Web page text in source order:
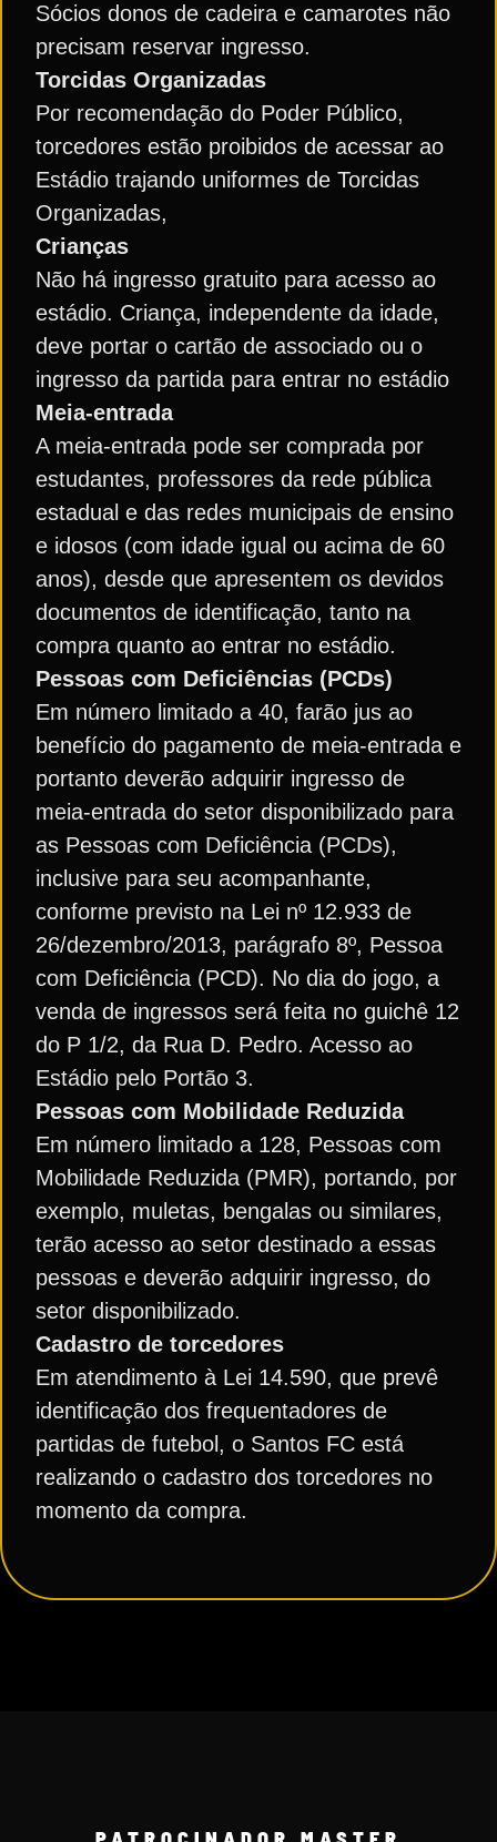
Sócios donos de cadeira e camarotes não
precisam reservar ingresso.
Torcidas Organizadas
Por recomendação do Poder Público,
torcedores estão proibidos de acessar ao
Estádio trajando uniformes de Torcidas
Organizadas,
Crianças
Não há ingresso gratuito para acesso ao
estádio. Criança, independente da idade,
deve portar o cartão de associado ou o
ingresso da partida para entrar no estádio
Meia-entrada
A meia-entrada pode ser comprada por
estudantes, professores da rede pública
estadual e das redes municipais de ensino
e idosos (com idade igual ou acima de 60
anos), desde que apresentem os devidos
documentos de identificação, tanto na
compra quanto ao entrar no estádio.
Pessoas com Deficiências (PCDs)
Em número limitado a 40, farão jus ao
benefício do pagamento de meia-entrada e
portanto deverão adquirir ingresso de
meia-entrada do setor disponibilizado para
as Pessoas com Deficiência (PCDs),
inclusive para seu acompanhante,
conforme previsto na Lei nº 12.933 de
26/dezembro/2013, parágrafo 8º, Pessoa
com Deficiência (PCD). No dia do jogo, a
venda de ingressos será feita no guichê 12
do P 1/2, da Rua D. Pedro. Acesso ao
Estádio pelo Portão 3.
Pessoas com Mobilidade Reduzida
Em número limitado a 128, Pessoas com
Mobilidade Reduzida (PMR), portando, por
exemplo, muletas, bengalas ou similares,
terão acesso ao setor destinado a essas
pessoas e deverão adquirir ingresso, do
setor disponibilizado.
Cadastro de torcedores
Em atendimento à Lei 14.590, que prevê
identificação dos frequentadores de
partidas de futebol, o Santos FC está
realizando o cadastro dos torcedores no
momento da compra.